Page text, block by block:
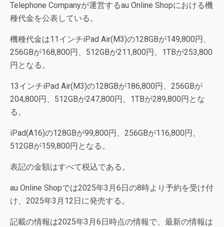
Telephone Companyが運営するau Online Shopにおける機
種代金を公表している。
機種代金は11インチiPad Air(M3)の128GBが149,800円、
256GBが168,800円、512GBが211,800円、1TBが253,800
円となる。
13インチiPad Air(M3)の128GBが186,800円、256GBが
204,800円、512GBが247,800円、1TBが289,800円とな
る。
iPad(A16)の128GBが99,800円、256GBが116,800円、
512GBが159,800円となる。
表記の金額はすべて税込である。
au Online Shopでは2025年3月6日の8時より予約を受け付
け、2025年3月12日に発売する。
記載の情報は2025年3月6日時点の情報で、最新の情報は